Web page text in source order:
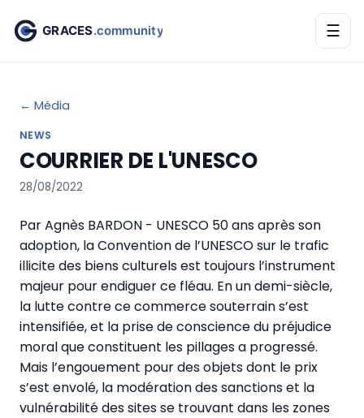
☰
← Média
NEWS
COURRIER DE L'UNESCO
28/08/2022
Par Agnès BARDON - UNESCO 50 ans après son
adoption, la Convention de l’UNESCO sur le trafic
illicite des biens culturels est toujours l’instrument
majeur pour endiguer ce fléau. En un demi-siècle,
la lutte contre ce commerce souterrain s’est
intensifiée, et la prise de conscience du préjudice
moral que constituent les pillages a progressé.
Mais l’engouement pour des objets dont le prix
s’est envolé, la modération des sanctions et la
vulnérabilité des sites se trouvant dans les zones